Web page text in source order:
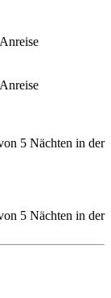
5 Nächten in der
5 Nächten in der